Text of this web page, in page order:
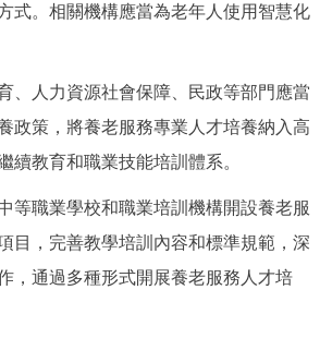
式。相關機構應當為老年人使用智慧化
力資源社會保障、民政等部門應當
政策，將養老服務專業人才培養納入高
續教育和職業技能培訓體系。
職業學校和職業培訓機構開設養老服
目，完善教學培訓內容和標準規範，深
，通過多種形式開展養老服務人才培